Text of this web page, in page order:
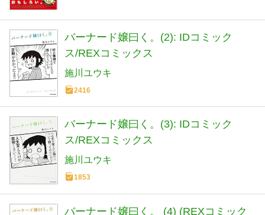
バーナード嬢曰く。(2): IDコミック
ス/REXコミックス
施川ユウキ
2416
バーナード嬢曰く。(3): IDコミック
ス/REXコミックス
施川ユウキ
1853
バーナード嬢曰く。 (4) (REXコミック